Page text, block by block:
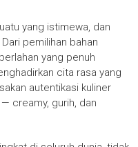
yang istimewa, dan
pemilihan bahan
yang penuh
cita rasa yang
autentikasi kuliner
creamy, gurih, dan